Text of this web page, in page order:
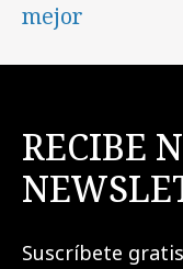
mejor
RECIBE
Suscríbete